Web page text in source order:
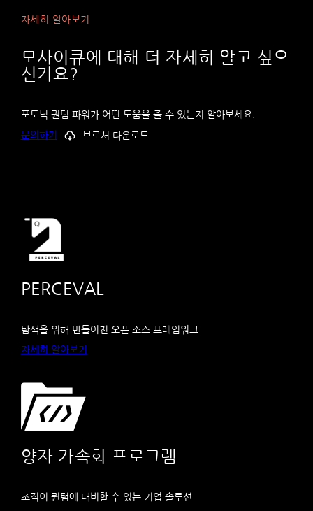
자세히 알아보기
모사이큐에 대해 더 자세히 알고 싶으
신가요?
포토닉 퀀텀 파워가 어떤 도움을 줄 수 있는지 알아보세요.
문의하기 브로셔 다운로드
PERCEVAL
탐색을 위해 만들어진 오픈 소스 프레임워크
자세히 알아보기
양자 가속화 프로그램
조직이 퀀텀에 대비할 수 있는 기업 솔루션